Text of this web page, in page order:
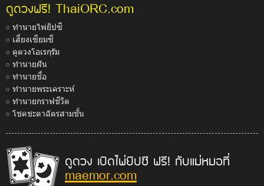
ดูดวงฟรี! ThaiORC.com
ทำนายไพ่ยิปซี
เสี่ยงเซียมซี
ดูดวงโอเรกุรัม
ทำนายฝัน
ทำนายชื่อ
ทำนายพระเคราะห์
ทำนายกราฟชีวิต
โชคชะตาฉัตรสามชั้น
ดูดวง เปิดไพ่ยิปซี ฟรี! กับแม่หมอที่
maemor.com